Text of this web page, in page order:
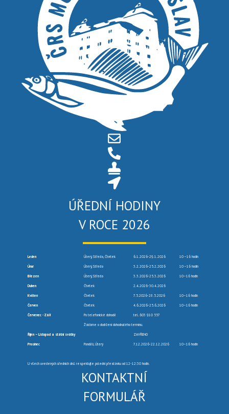
ÚŘEDNÍ HODINY
V ROCE 2026
Leden Úterý, Středa, Čtvrtek 6.1.2026-29.1.2026 10 –16 hodin
Únor Úterý, Středa 3.2.2026-25.2.2026 10 –16 hodin
Březen Úterý, Středa 3.3.2026-25.3.2026 10–16 hodin
Duben Čtvrtek 2.4.2026-30.4.2026
Květen Čtvrtek 7.5.2026-28.5.2026 10–16 hodin
Červen Čtvrtek 4.6.2026-25.6.2026 10–16 hodin
Červenec -Září Po telefonické dohodě tel. 603 910 557
Žádáme o dodržení dohodnutého termínu.
Říjen – Listopad a státní svátky ZAVŘENO
Prosinec Pondělí, Úterý 7.12.2026-22.12.2026 10–16 hodin
U všech uvedených úředních dnů respektujte polední přestávku od 12-12:30 hodin.
KONTAKTNÍ
FORMULÁŘ